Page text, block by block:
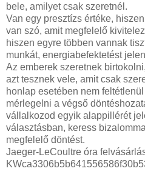
bele, amilyet csak szeretnél.
Van egy presztízs értéke,
van szó, amit megfelelő
hiszen egyre többen vannak
munkát, energiabefektetést
Az emberek szeretnek
azt tesznek vele, amit csak
honlap esetében nem
mérlegelni a végső
vállalkozod egyik alappillérét
választásban, keress
megfelelő döntést.
Jaeger-LeCoultre óra